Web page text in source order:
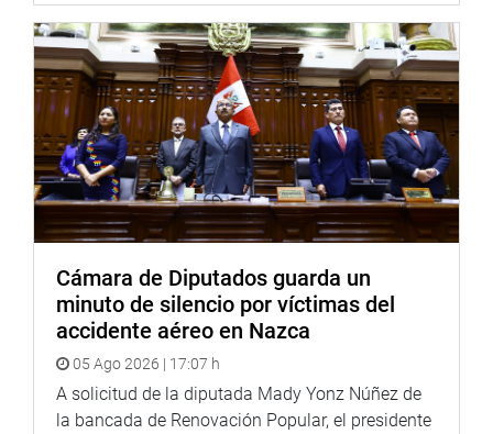
Cámara de Diputados guarda un
minuto de silencio por víctimas del
accidente aéreo en Nazca
05 Ago 2026 | 17:07 h
A solicitud de la diputada Mady Yonz Núñez de
la bancada de Renovación Popular, el presidente